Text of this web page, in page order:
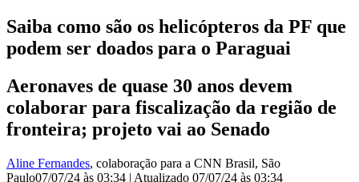
Saiba como são os helicópteros da PF que
podem ser doados para o Paraguai
Aeronaves de quase 30 anos devem
colaborar para fiscalização da região de
fronteira; projeto vai ao Senado
Aline Fernandes, colaboração para a CNN Brasil, São
Paulo07/07/24 às 03:34 | Atualizado 07/07/24 às 03:34